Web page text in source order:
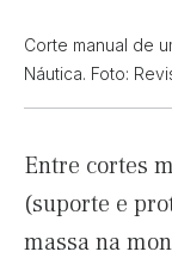
Corte manual de
Náutica. Foto:
Entre cortes
(suporte e
massa na